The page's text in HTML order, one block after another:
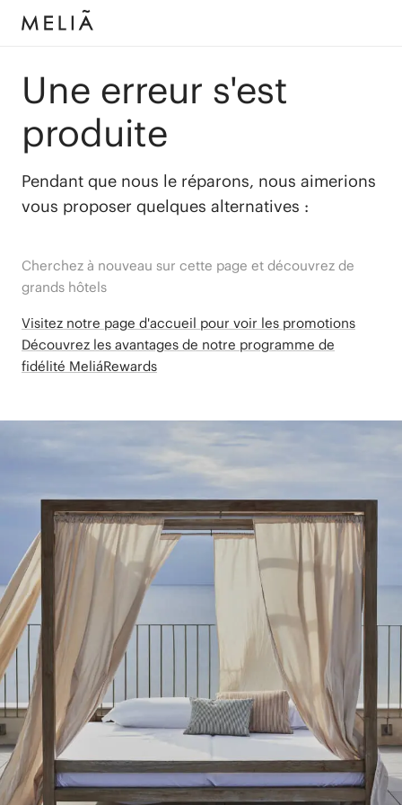
Une erreur s'est
produite
Pendant que nous le réparons, nous aimerions
vous proposer quelques alternatives :
Cherchez à nouveau sur cette page et découvrez de
grands hôtels
Visitez notre page d'accueil pour voir les promotions
Découvrez les avantages de notre programme de
fidélité MeliáRewards